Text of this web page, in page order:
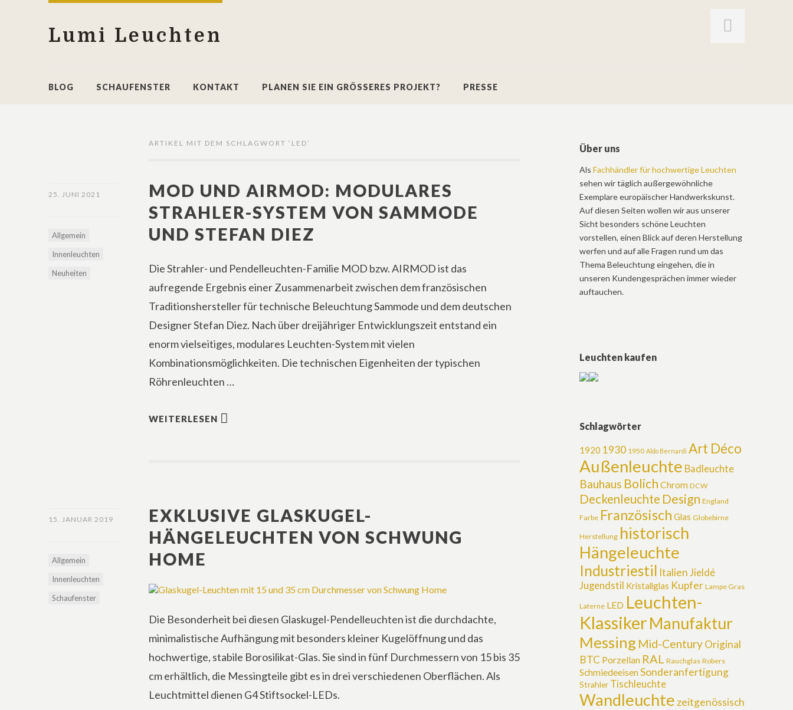
Lumi Leuchten
BLOG SCHAUFENSTER KONTAKT PLANEN SIE EIN GRÖSSERES PROJEKT? PRESSE
ARTIKEL MIT DEM SCHLAGWORT ‘ LED ’
25. JUNI 2021
Allgemein
Innenleuchten
Neuheiten
MOD UND AIRMOD: MODULARES
STRAHLER-SYSTEM VON SAMMODE
UND STEFAN DIEZ
Die Strahler- und Pendelleuchten-Familie MOD bzw. AIRMOD ist das
aufregende Ergebnis einer Zusammenarbeit zwischen dem französischen
Traditionshersteller für technische Beleuchtung Sammode und dem deutschen
Designer Stefan Diez. Nach über dreijähriger Entwicklungszeit entstand ein
enorm vielseitiges, modulares Leuchten-System mit vielen
Kombinationsmöglichkeiten. Die technischen Eigenheiten der typischen
Röhrenleuchten …
WEITERLESEN
15. JANUAR 2019
Allgemein
Innenleuchten
Schaufenster
EXKLUSIVE GLASKUGEL-
HÄNGELEUCHTEN VON SCHWUNG
HOME
Die Besonderheit bei diesen Glaskugel-Pendelleuchten ist die durchdachte,
minimalistische Aufhängung mit besonders kleiner Kugelöffnung und das
hochwertige, stabile Borosilikat-Glas. Sie sind in fünf Durchmessern von 15 bis 35
cm erhältlich, die Messingteile gibt es in drei verschiedenen Oberflächen. Als
Leuchtmittel dienen G4 Stiftsockel-LEDs.
Über uns
Als Fachhändler für hochwertige Leuchten
sehen wir täglich außergewöhnliche
Exemplare europäischer Handwerkskunst.
Auf diesen Seiten wollen wir aus unserer
Sicht besonders schöne Leuchten
vorstellen, einen Blick auf deren Herstellung
werfen und auf alle Fragen rund um das
Thema Beleuchtung eingehen, die in
unseren Kundengesprächen immer wieder
auftauchen.
Leuchten kaufen
Schlagwörter
1920 1930 1950 Aldo Bernardi Art Déco
Außenleuchte Badleuchte
Bauhaus Bolich Chrom DCW
Deckenleuchte Design England
Farbe Französisch Glas Globebirne
Herstellung historisch
Hängeleuchte
Industriestil Italien Jieldé
Jugendstil Kristallglas Kupfer Lampe Gras
Laterne LED Leuchten-
KlassikerManufaktur
Messing Mid-CenturyOriginal
BTC Porzellan RAL Rauchglas Robers
SchmiedeeisenSonderanfertigung
Strahler Tischleuchte
Wandleuchte zeitgenössisch